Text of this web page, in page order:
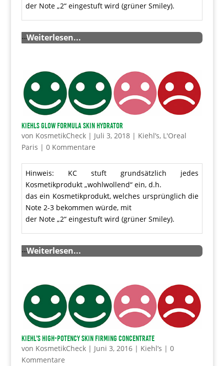
der Note „2“ eingestuft wird (grüner Smiley).
…Weiterlesen...
Kiehls Glow Formula Skin Hydrator
von KosmetikCheck| Juli 3, 2018| Kiehl’s, L'Oreal
Paris | 0 Kommentare
Hinweis: KC stuft grundsätzlich jedes
Kosmetikprodukt „wohlwollend“ ein, d.h.
das ein Kosmetikprodukt, welches ursprünglich die
Note 2-3 bekommen würde, mit
der Note „2“ eingestuft wird (grüner Smiley).
…Weiterlesen...
Kiehl’s High-Potency Skin Firming Concentrate
von KosmetikCheck| Juni 3, 2016| Kiehl’s | 0
Kommentare